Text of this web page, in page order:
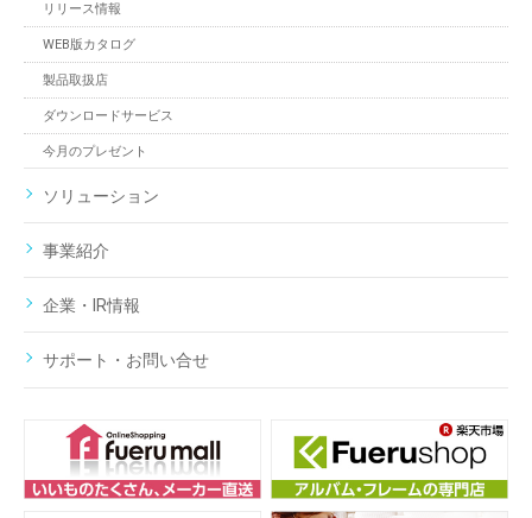
リリース情報
WEB版カタログ
製品取扱店
ダウンロードサービス
今月のプレゼント
ソリューション
事業紹介
企業・IR情報
サポート・お問い合せ